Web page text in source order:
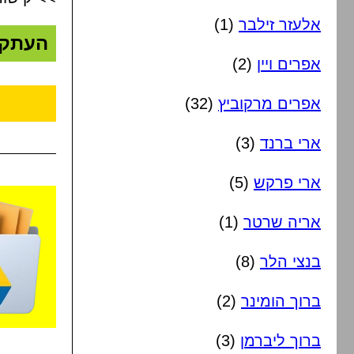
אלעזר זילבר (1)
אפרים ויין (2)
אפרים מרקוביץ (32)
ארי ברנד (3)
ארי פרקש (5)
אריה שרטר (1)
בנצי הלר (8)
ברוך הומינר (2)
ברוך ליברמן (3)